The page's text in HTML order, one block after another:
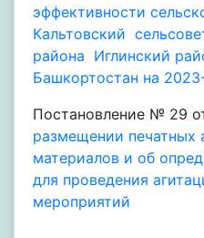
эффективности
Кальтовский
района Иглинский
Башкортостан на
Постановление № 29
размещении печатных
материалов и об
для проведения
мероприятий